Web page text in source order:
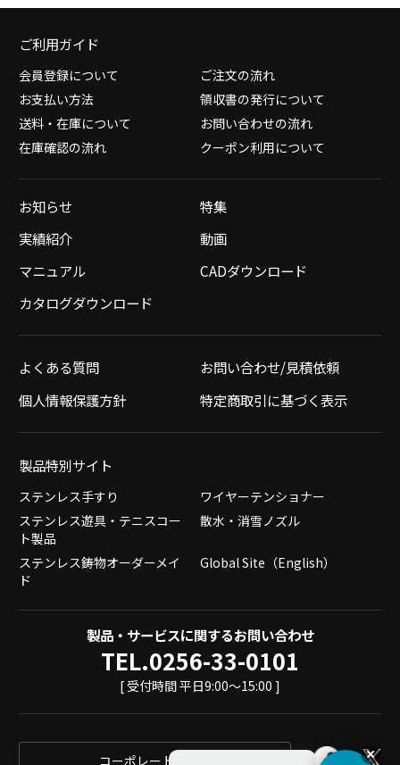
ご利用ガイド
会員登録について
ご注文の流れ
お支払い方法
領収書の発行について
送料・在庫について
お問い合わせの流れ
在庫確認の流れ
クーポン利用について
お知らせ
特集
実績紹介
動画
マニュアル
CADダウンロード
カタログダウンロード
よくある質問
お問い合わせ/見積依頼
個人情報保護方針
特定商取引に基づく表示
製品特別サイト
ステンレス手すり
ワイヤーテンショナー
ステンレス遊具・テニスコー
ト製品
散水・消雪ノズル
ステンレス鋳物オーダーメイ
ド
Global Site（English）
製品・サービスに関するお問い合わせ
TEL.0256-33-0101
[ 受付時間 平日9:00～15:00 ]
コーポレートサイト